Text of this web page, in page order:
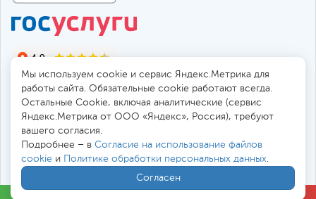
194017, Россия, Санкт-Петербург, пр. Тореза 72
Безопасная работа черезSSL-соединение
Все ценыв . Мы принимаем к оплате:
Мы используем cookie и сервис Яндекс.Метрика для
работы сайта. Обязательные cookie работают всегда.
Остальные Сookie, включая аналитические (сервис
Яндекс.Метрика от ООО «Яндекс», Россия), требуют
вашего согласия.
Подробнее – в Согласие на использование файлов
cookie и Политике обработки персональных данных.
Согласен